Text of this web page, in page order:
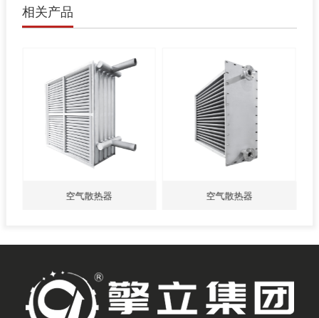
相关产品
空气散热器 空气散热器